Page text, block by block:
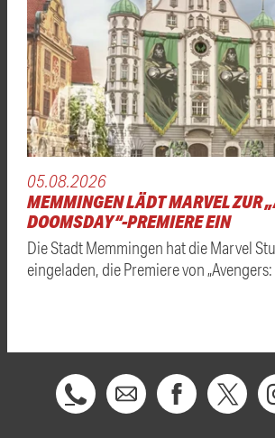
05.08.2026
MEMMINGEN LÄDT MARVEL ZUR
DOOMSDAY“-PREMIERE EIN
Die Stadt Memmingen hat die Marvel
eingeladen, die Premiere von